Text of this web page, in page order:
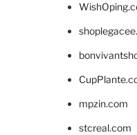
mpzin.com
stcreal.com